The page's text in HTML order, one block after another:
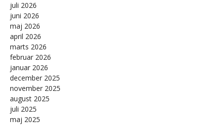
juli 2026
juni 2026
maj 2026
april 2026
marts 2026
februar 2026
januar 2026
december 2025
november 2025
august 2025
juli 2025
maj 2025